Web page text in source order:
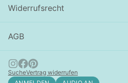
Widerrufsrecht
AGB
SucheVertrag widerrufen